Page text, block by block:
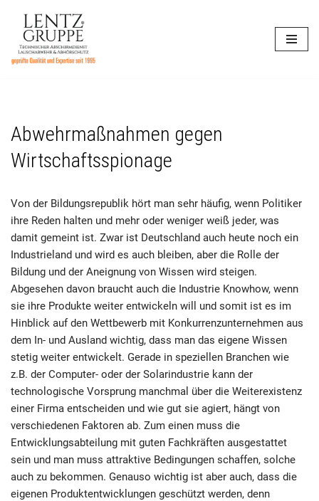
Zum
Inhalt
Abwehrmaßnahmen gegen
Wirtschaftsspionage
Von der Bildungsrepublik hört man sehr häufig, wenn Politiker
ihre Reden halten und mehr oder weniger weiß jeder, was
damit gemeint ist. Zwar ist Deutschland auch heute noch ein
Industrieland und wird es auch bleiben, aber die Rolle der
Bildung und der Aneignung von Wissen wird steigen.
Abgesehen davon braucht auch die Industrie Knowhow, wenn
sie ihre Produkte weiter entwickeln will und somit ist es im
Hinblick auf den Wettbewerb mit Konkurrenzunternehmen aus
dem In- und Ausland wichtig, dass man das eigene Wissen
stetig weiter entwickelt. Gerade in speziellen Branchen wie
z.B. der Computer- oder der Solarindustrie kann der
technologische Vorsprung manchmal über die Weiterexistenz
einer Firma entscheiden und wie gut sie agiert, hängt von
verschiedenen Faktoren ab. Zum einen muss die
Entwicklungsabteilung mit guten Fachkräften ausgestattet
sein und man muss attraktive Bedingungen schaffen, solche
auch zu bekommen. Genauso wichtig ist aber auch, dass die
eigenen Produktentwicklungen geschützt werden, denn